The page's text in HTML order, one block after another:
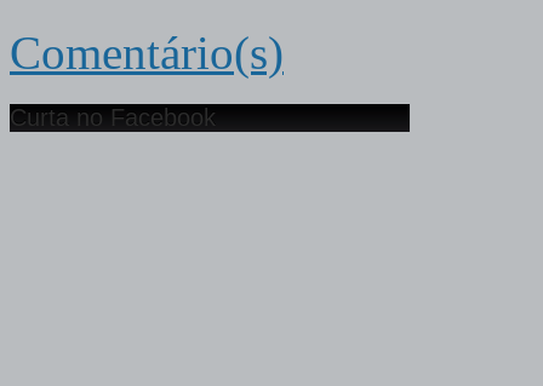
Comentário(s)
Curta no Facebook